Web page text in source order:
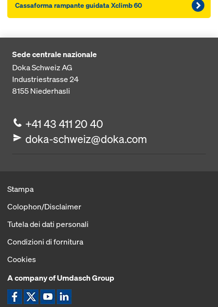
Cassaforma rampante guidata Xclimb 60
Sede centrale nazionale
Doka Schweiz AG
Industriestrasse 24
8155Niederhasli
+41 43 411 20 40
doka-schweiz@doka.com
Stampa
Colophon/Disclaimer
Tutela dei dati personali
Condizioni di fornitura
Cookies
A company of Umdasch Group